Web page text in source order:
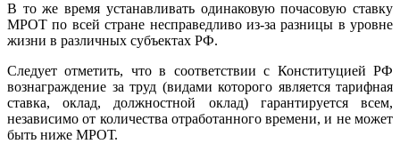
В то же время устанавливать одинаковую почасовую ставку
МРОТ по всей стране несправедливо из-за разницы в уровне
жизни в различных субъектах РФ.
Следует отметить, что в соответствии с Конституцией РФ
вознаграждение за труд (видами которого является тарифная
ставка, оклад, должностной оклад) гарантируется всем,
независимо от количества отработанного времени, и не может
быть ниже МРОТ.